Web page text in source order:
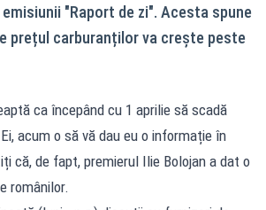
emisiunii "Raport de zi". Acesta spune
prețul carburanților va crește peste
ca începând cu 1 aprilie să scadă
acum o să vă dau eu o informație în
că, de fapt, premierul Ilie Bolojan a dat o
românilor.